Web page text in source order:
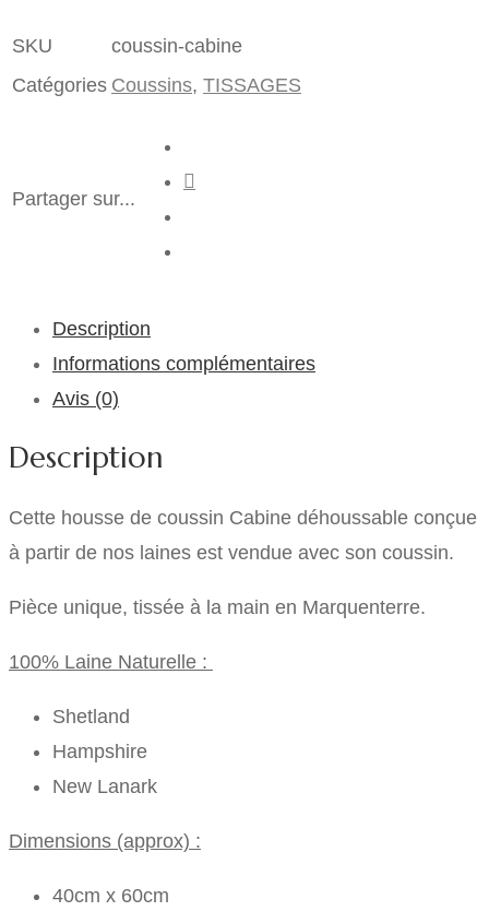
SKU
coussin-cabine
Catégories Coussins, TISSAGES
Partager sur...
Description
Informations complémentaires
Avis (0)
Description
Cette housse de coussin Cabine déhoussable conçue
à partir de nos laines est vendue avec son coussin.
Pièce unique, tissée à la main en Marquenterre.
100% Laine Naturelle :
Shetland
Hampshire
New Lanark
Dimensions (approx) :
40cm x 60cm